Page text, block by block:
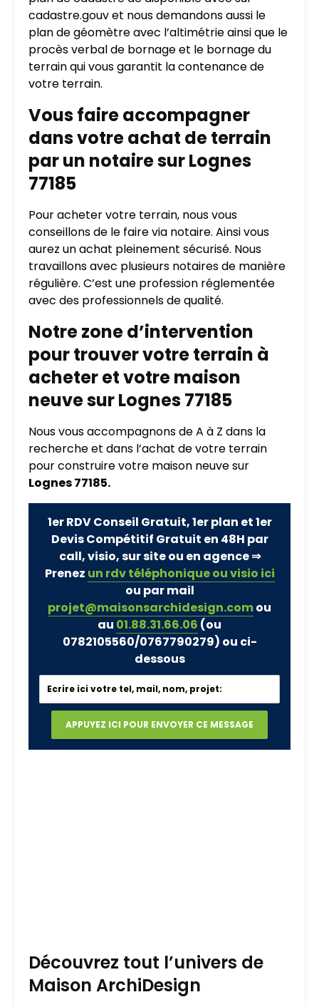
cadastre.gouv et nous demandons aussi le
plan de géomètre avec l’altimétrie ainsi que le
procès verbal de bornage et le bornage du
terrain qui vous garantit la contenance de
votre terrain.
Vous faire accompagner
dans votre achat de terrain
par un notaire sur Lognes
77185
Pour acheter votre terrain, nous vous
conseillons de le faire via notaire. Ainsi vous
aurez un achat pleinement sécurisé. Nous
travaillons avec plusieurs notaires de manière
régulière. C’est une profession réglementée
avec des professionnels de qualité.
Notre zone d’intervention
pour trouver votre terrain à
acheter et votre maison
neuve sur Lognes 77185
Nous vous accompagnons de A à Z dans la
recherche et dans l’achat de votre terrain
pour construire votre maison neuve sur
Lognes 77185.
1er RDV Conseil Gratuit, 1er plan et 1er
Devis Compétitif Gratuit en 48H par
call, visio, sur site ou en agence ⇒
Prenez un rdv téléphonique ou visio ici
ou par mail
projet@maisonsarchidesign.comou
au 01.88.31.66.06 (ou
0782105560/0767790279) ou ci-
dessous
Découvrez tout l’univers de
Maison ArchiDesign